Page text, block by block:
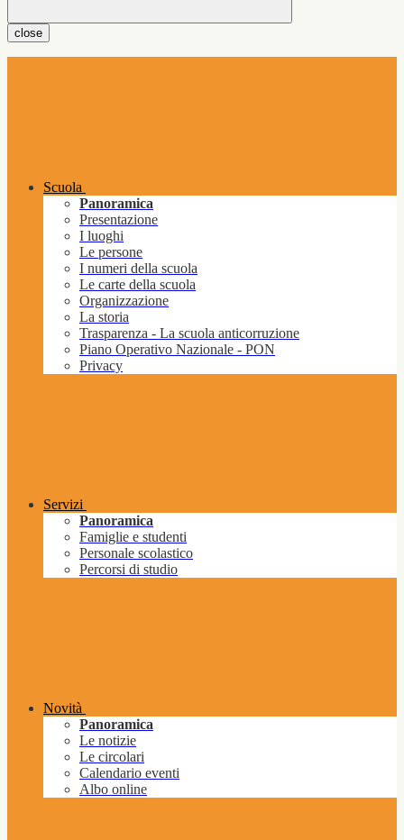
close
Scuola
Panoramica
Presentazione
I luoghi
Le persone
I numeri della scuola
Le carte della scuola
Organizzazione
La storia
Trasparenza - La scuola anticorruzione
Piano Operativo Nazionale - PON
Privacy
Servizi
Panoramica
Famiglie e studenti
Personale scolastico
Percorsi di studio
Novità
Panoramica
Le notizie
Le circolari
Calendario eventi
Albo online